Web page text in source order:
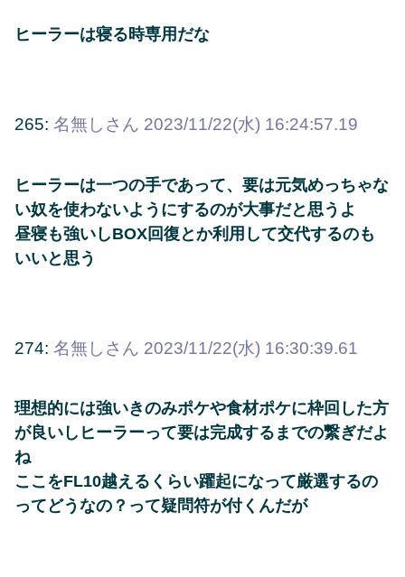
ヒーラーは寝る時専用だな
265: 名無しさん 2023/11/22(水) 16:24:57.19
ヒーラーは一つの手であって、要は元気めっちゃな
い奴を使わないようにするのが大事だと思うよ
昼寝も強いしBOX回復とか利用して交代するのも
いいと思う
274: 名無しさん 2023/11/22(水) 16:30:39.61
理想的には強いきのみポケや食材ポケに枠回した方
が良いしヒーラーって要は完成するまでの繋ぎだよ
ね
ここをFL10越えるくらい躍起になって厳選するの
ってどうなの？って疑問符が付くんだが